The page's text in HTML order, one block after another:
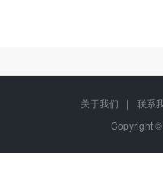
关于我们 | 联系
Copyright